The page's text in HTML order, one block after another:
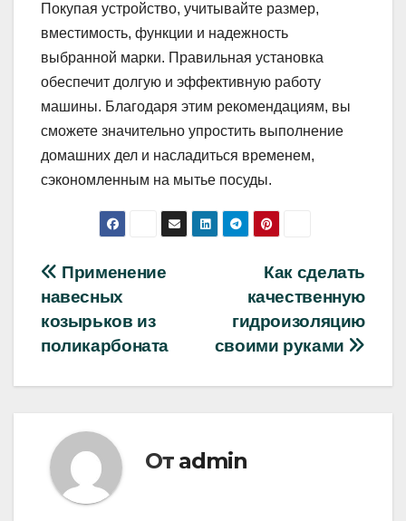
Покупая устройство, учитывайте размер,
вместимость, функции и надежность
выбранной марки. Правильная установка
обеспечит долгую и эффективную работу
машины. Благодаря этим рекомендациям, вы
сможете значительно упростить выполнение
домашних дел и насладиться временем,
сэкономленным на мытье посуды.
Навигация
по
записям
Как сделать
качественную
гидроизоляцию
своими руками
Применение
навесных
козырьков из
поликарбоната
От admin